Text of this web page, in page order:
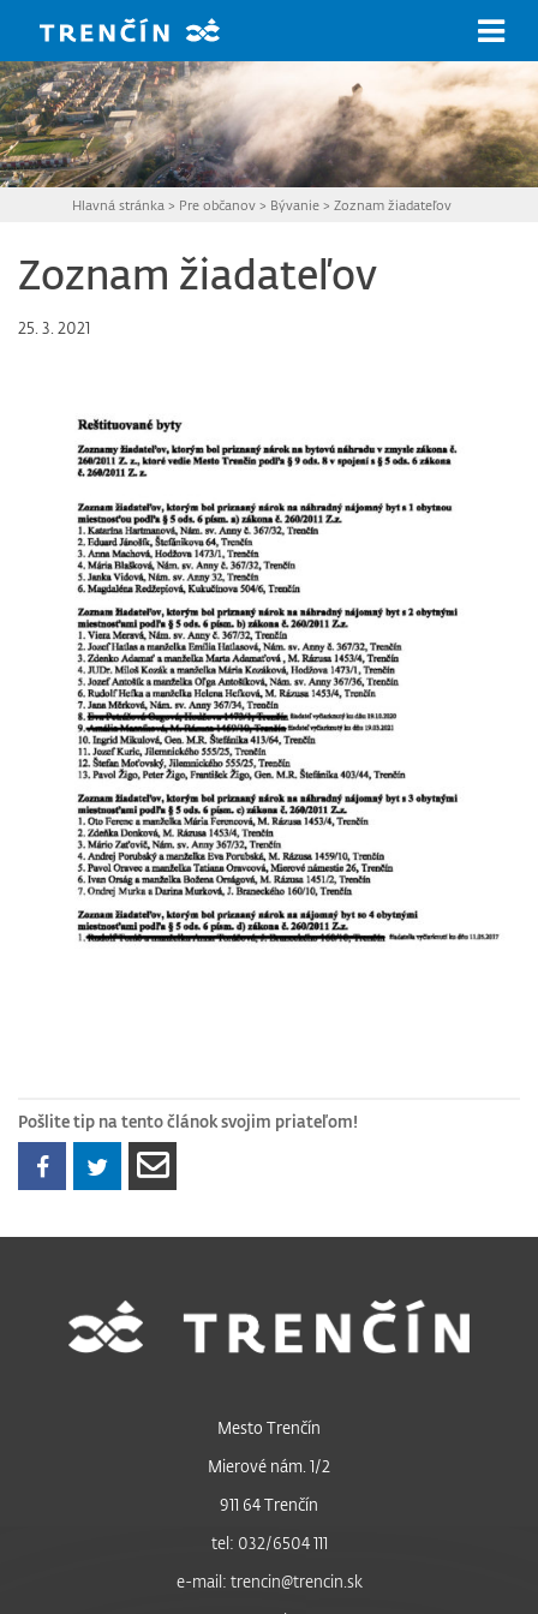
Hlavná stránka > Pre občanov > Bývanie >Zoznam žiadateľov
Zoznam žiadateľov
25. 3. 2021
Pošlite tip na tento článok svojim priateľom!
Mesto Trenčín
Mierové nám. 1/2
911 64 Trenčín
tel: 032/6504 111
e-mail: trencin@trencin.sk